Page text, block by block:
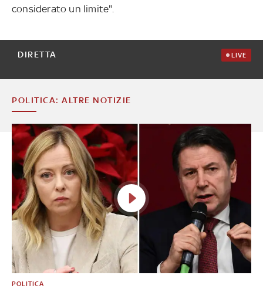
considerato un limite".
DIRETTA LIVE
POLITICA: ALTRE NOTIZIE
POLITICA